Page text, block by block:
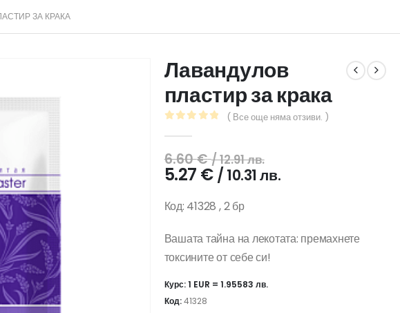
ЗА КРАКА
Лавандулов
пластир за крака
( Все още няма отзиви. )
6.60€ / 12.91 лв.
price
12.91
лв..
5.27 € / 10.31 лв.Текущата
/
Код: 41328, 2 бр
Вашата тайна на лекотата: премахнете
токсините от себе си!
Курс: 1 EUR = 1.95583 лв.
Код:41328